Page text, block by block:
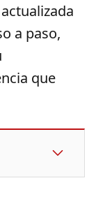
a paso,
que